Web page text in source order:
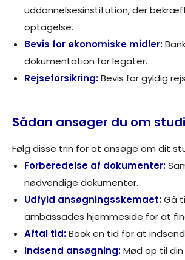
uddannelsesinstitution, der
optagelse.
Bevis for økonomiske midler:
dokumentation for legater.
Rejseforsikring:Bevis for gyldig
Sådan ansøger du om
Følg disse trin for at ansøge om dit
Forberedelse af dokumenter:
nødvendige dokumenter.
Udfyld ansøgningsskemaet:Gå
ambassades hjemmeside for at
Aftal tid:Book en tid for at
Indsend ansøgning:Mød op til